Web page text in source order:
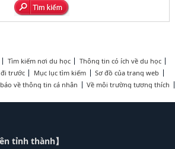
Tìm kiếm nơi du học
Thông tin có ích về du học
trước
Mục lục tìm kiếm
Sơ đồ của trang web
về thông tin cá nhân Về môi trường tương thích
tỉnh thành】